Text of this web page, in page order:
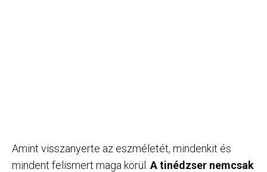
Amint visszanyerte az eszméletét, mindenkit és
mindent felismert maga körül. A tinédzser nemcsak